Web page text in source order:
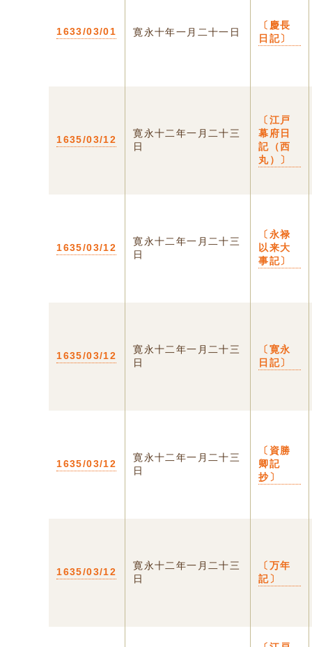
1633/03/01 寛永十年一月二十一日
〔慶長
日記〕
1635/03/12
寛永十二年一月二十三
日
〔江戸
幕府日
記（西
丸）〕
1635/03/12
寛永十二年一月二十三
日
〔永禄
以来大
事記〕
1635/03/12
寛永十二年一月二十三
日
〔寛永
日記〕
1635/03/12
寛永十二年一月二十三
日
〔資勝
卿記
抄〕
1635/03/12
寛永十二年一月二十三
日
〔万年
記〕